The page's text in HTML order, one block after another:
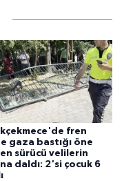
fren
gaza bastığı öne
sürücü velilerin
daldı: 2'si çocuk 6